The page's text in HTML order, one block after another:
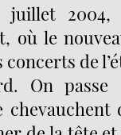
juillet 2004,
où le
concerts de
On